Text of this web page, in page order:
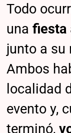
Todo
unafiesta
junto a su
Ambos
localidad
evento y,
terminó,